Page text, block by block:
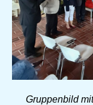
Gruppenbild